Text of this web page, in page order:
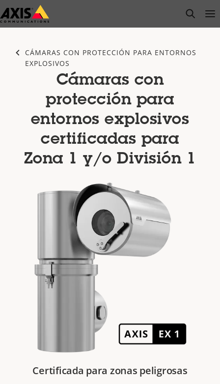
Saltar
al
open
CÁMARAS CON PROTECCIÓN PARA ENTORNOS
EXPLOSIVOS
Cámaras con
protección para
entornos explosivos
certificadas para
Zona 1 y/o División 1
Certificada para zonas peligrosas